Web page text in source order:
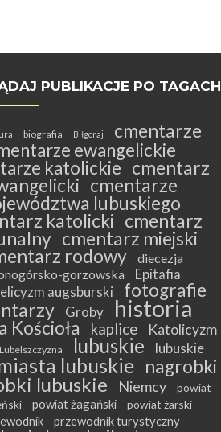
PUBLIKACJE PO TAGACH
biografia Biłgoraj
cmentarze
ewangelickie
katolickie cmentarz
cmentarze
lubuskiego
katolicki cmentarz
cmentarz miejski
rodowy
diecezja
gorzowska
Epitafia
augsburski
fotografie
Groby historia
Kościoła kaplice Katolicyzm
Lubelszczyzna lubuskie
lubuskie
lubuskie nagrobki
lubuskie Niemcy
powiat
powiat żagański powiat żarski
przewodnik turystyczny